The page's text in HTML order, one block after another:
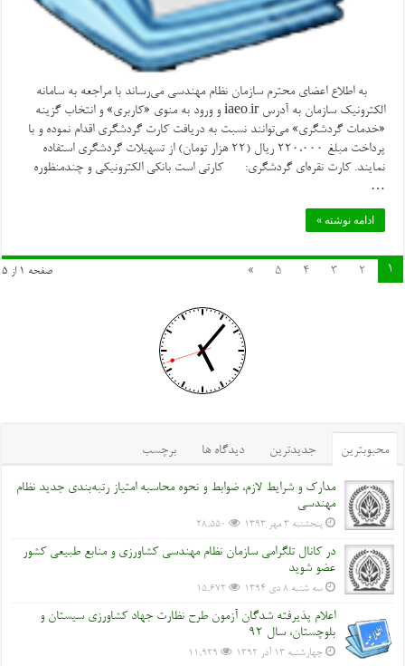
به اطلاع اعضای محترم سازمان نظام مهندسی می‌رساند با مراجعه به سامانه
الکترونیک سازمان به آدرس iaeo.ir و ورود به منوی «کاربری» و انتخاب گزینه
«خدمات گردشگری» می‌توانند نسبت به دریافت کارت گردشگری اقدام نموده و با
پرداخت مبلغ ۲۲۰،۰۰۰ ریال (۲۲ هزار تومان) از تسهیلات گردشگری استفاده
نمایند. کارت نقره‌ای گردشگری: کارتی است بانکی الکترونیکی و چندمنظوره
…
ادامه نوشته »
صفحه 1 از 5 1
2
3
4
5
»
محبوبترین جدیدترین دیدگاه ها برچسب
مدارک و شرایط لازم، ضوابط و نحوه محاسبه امتیاز رتبه‌بندی جدید نظام
مهندسی
پنجشنبه ۳ مهر ۱۳۹۳ 28,550
در کانال تلگرامی سازمان نظام مهندسی کشاورزی و منابع طبیعی کشور
عضو شوید
سه شنبه ۸ دی ۱۳۹۴ 15,672
اعلام پذیرفته شدگان آزمون طرح نظارت جهاد کشاورزی سیستان و
بلوچستان، سال 92
چهارشنبه ۱۳ آذر ۱۳۹۲ 11,929